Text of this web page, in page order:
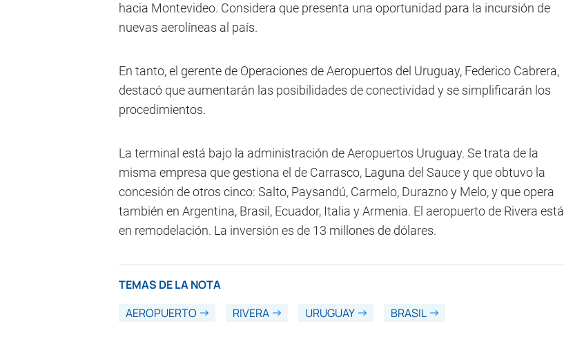
hacia Montevideo. Considera que presenta una oportunidad para la incursión de
nuevas aerolíneas al país.
En tanto, el gerente de Operaciones de Aeropuertos del Uruguay, Federico Cabrera,
destacó que aumentarán las posibilidades de conectividad y se simplificarán los
procedimientos.
La terminal está bajo la administración de Aeropuertos Uruguay. Se trata de la
misma empresa que gestiona el de Carrasco, Laguna del Sauce y que obtuvo la
concesión de otros cinco: Salto, Paysandú, Carmelo, Durazno y Melo, y que opera
también en Argentina, Brasil, Ecuador, Italia y Armenia. El aeropuerto de Rivera está
en remodelación. La inversión es de 13 millones de dólares.
TEMAS DE LA NOTA
AEROPUERTO
RIVERA URUGUAY BRASIL